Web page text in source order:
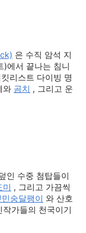
은 수직 암석 지
에서 끝나는 침니
리스트 다이빙 명
와 곰치 , 그리고 운
인 수중 첨탑들이
미 , 그리고 가끔씩
민숭달팽이 와 산호
가들의 천국이기